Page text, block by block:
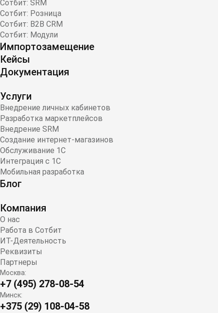
Сотбит: SRM
Сотбит: Розница
Сотбит: B2B CRM
Сотбит: Модули
Импортозамещение
Кейсы
Документация
Услуги
Внедрение личных кабинетов
Разработка маркетплейсов
Внедрение SRM
Создание интернет-магазинов
Обслуживание 1С
Интеграция с 1С
Мобильная разработка
Блог
Компания
О нас
Работа в Сотбит
ИТ-Деятельность
Реквизиты
Партнеры
Москва:
+7 (495) 278-08-54
Минск:
+375 (29) 108-04-58